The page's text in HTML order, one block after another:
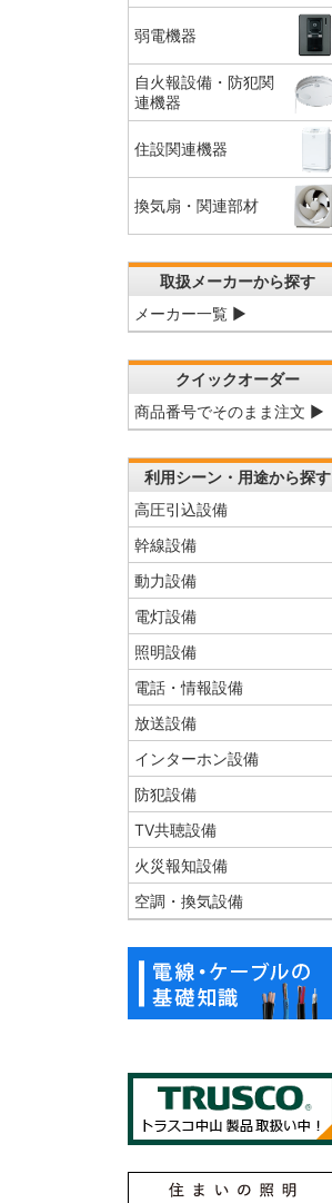
弱電機器
自火報設備・防犯関
連機器
住設関連機器
換気扇・関連部材
取扱メーカーから探す
メーカー一覧 ▶
クイックオーダー
商品番号でそのまま注文 ▶
利用シーン・用途から探す
高圧引込設備
幹線設備
動力設備
電灯設備
照明設備
電話・情報設備
放送設備
インターホン設備
防犯設備
TV共聴設備
火災報知設備
空調・換気設備